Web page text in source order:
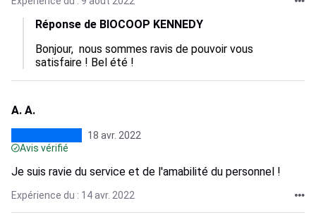
Réponse de BIOCOOP KENNEDY
Bonjour,  nous sommes ravis de pouvoir vous
satisfaire ! Bel été !
A. A.
18 avr. 2022
Avis vérifié
Je suis ravie du service et de l'amabilité du personnel !
Expérience du : 14 avr. 2022